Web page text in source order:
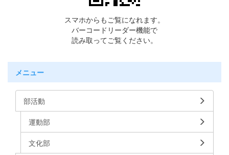
スマホからもご覧になれます。
バーコードリーダー機能で
読み取ってご覧ください。
メニュー
部活動
運動部
文化部